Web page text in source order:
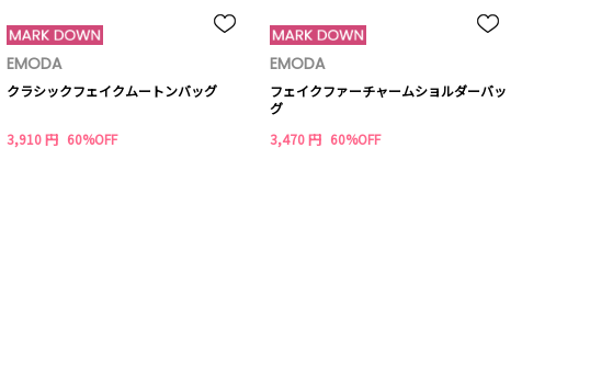
EMODA
クラシックフェイクムートンバッグ
3,910 円 60%OFF
EMODA
フェイクファーチャームショルダーバッ
グ
3,470 円 60%OFF